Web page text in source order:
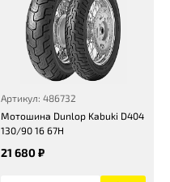
Артикул: 486732
Мотошина Dunlop Kabuki D404
130/90 16 67H
21 680 ₽